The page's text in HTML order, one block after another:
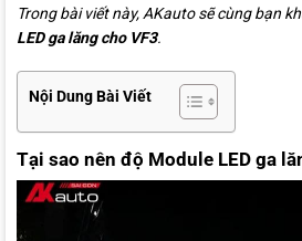
Trong bài viết này, AKauto sẽ cùng bạn
LED ga lăng cho VF3.
Nội Dung Bài Viết
Tại sao nên độ Module LED ga